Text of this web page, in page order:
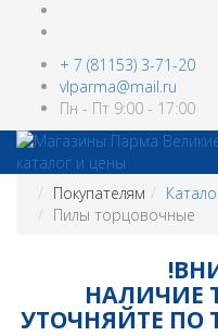
+ 7 (81153) 3-71-20
vlparma@mail.ru
Пн - Пт 9:00 - 17:00
Покупателям
Пилы торцовочные
НАЛИЧИЕ
УТОЧНЯЙТЕ ПО